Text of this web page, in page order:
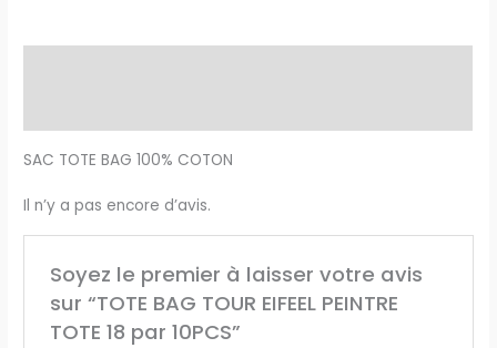
SAC TOTE BAG 100% COTON
Il n’y a pas encore d’avis.
Soyez le premier à laisser votre avis
sur “TOTE BAG TOUR EIFEEL PEINTRE
TOTE 18 par 10PCS”